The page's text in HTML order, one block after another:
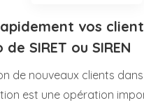
vos
SIRET ou SIREN
de nouveaux clients
est une opération